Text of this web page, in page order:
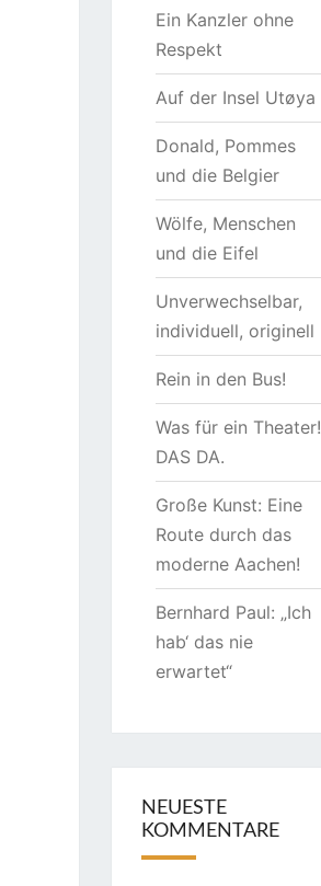
Ein Kanzler ohne
Respekt
Auf der Insel Utøya
Donald, Pommes
und die Belgier
Wölfe, Menschen
und die Eifel
Unverwechselbar,
individuell, originell
Rein in den Bus!
Was für ein Theater!
DAS DA.
Große Kunst: Eine
Route durch das
moderne Aachen!
Bernhard Paul: „Ich
hab‘ das nie
erwartet“
NEUESTE
KOMMENTARE